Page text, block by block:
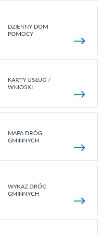
DZIENNY DOM
POMOCY
KARTY USŁUG /
WNIOSKI
MAPA DRÓG
GMINNYCH
WYKAZ DRÓG
GMINNYCH